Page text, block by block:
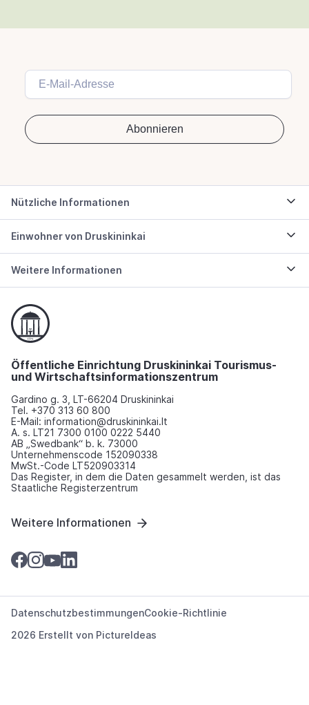
Nützliche Informationen
Einwohner von Druskininkai
Weitere Informationen
Öffentliche Einrichtung Druskininkai Tourismus-
und Wirtschaftsinformationszentrum
Gardino g. 3, LT-66204 Druskininkai
Tel. +370 313 60 800
E-Mail: information@druskininkai.lt
A. s. LT21 7300 0100 0222 5440
AB „Swedbank“ b. k. 73000
Unternehmenscode 152090338
MwSt.-Code LT520903314
Das Register, in dem die Daten gesammelt werden, ist das
Staatliche Registerzentrum
Weitere Informationen
2026 Erstellt von PictureIdeas
DatenschutzbestimmungenCookie-Richtlinie